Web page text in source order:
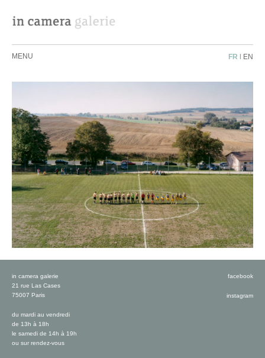
MENU FR | EN
in camera galerie
21 rue Las Cases
75007 Paris
du mardi au vendredi
de 13h à 18h
le samedi de 14h à 19h
ou sur rendez-vous
facebook
instagram